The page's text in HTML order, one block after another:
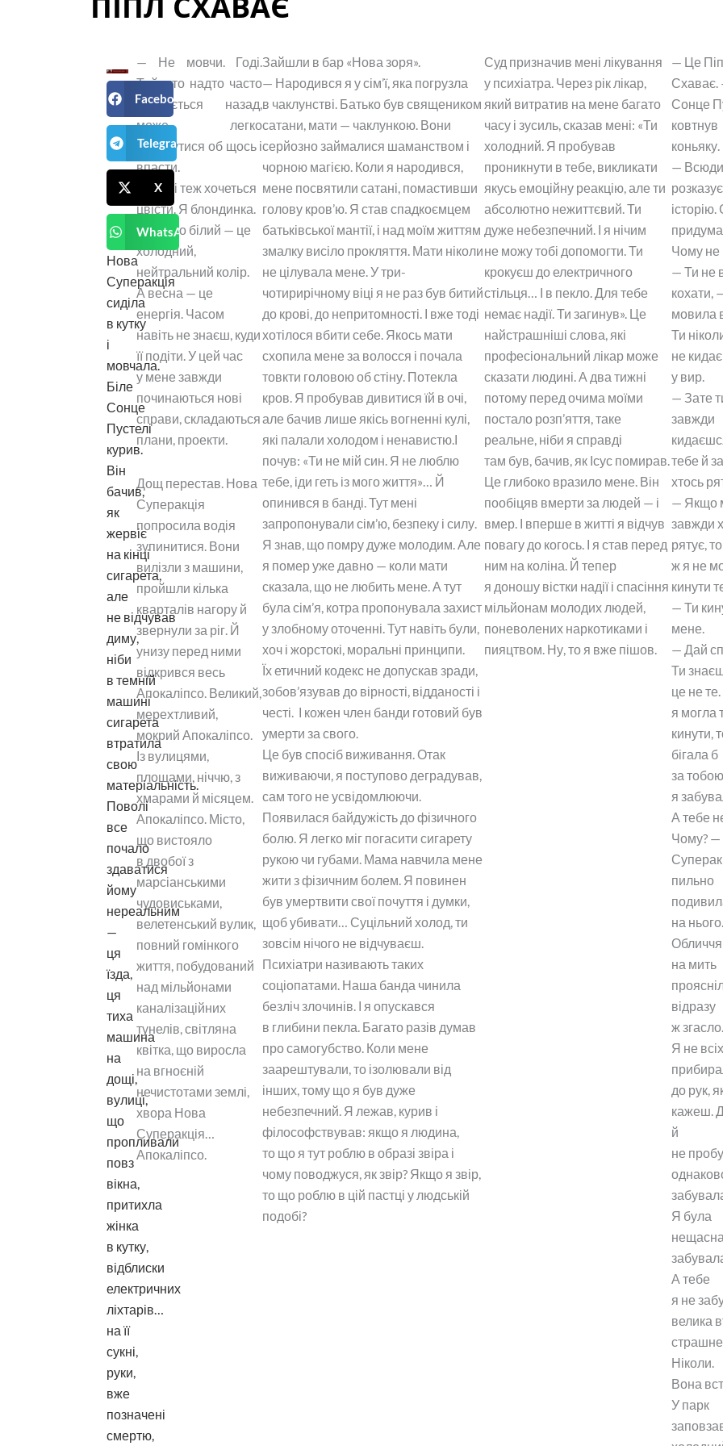
Facebook
Telegram
X
WhatsApp
Нова
Суперакція
сиділа
в кутку
і
мовчала.
Біле
Сонце
Пустелі
курив.
Він
бачив,
як
жервіє
на кінці
сигарета,
але
не відчував
диму,
ніби
в темній
машині
сигарета
втратила
свою
матеріальність.
Поволі
все
почало
здаватися
йому
нереальним
—
ця
їзда,
ця
тиха
машина
на
дощі,
вулиці,
що
пропливали
повз
вікна,
притихла
жінка
в кутку,
відблиски
електричних
ліхтарів…
на її
сукні,
руки,
вже
позначені
смертю,
— Не мовчи. Годі.
Той, хто надто часто
озирається назад,
може легко
спіткнутися об щось і
впасти.
— Мені теж хочеться
цвісти. Я блондинка.
Тому що білий — це
холодний,
нейтральний колір.
А весна — це
енергія. Часом
навіть не знаєш, куди
її подіти. У цей час
у мене завжди
починаються нові
справи, складаються
плани, проекти.
Дощ перестав. Нова
Суперакція
попросила водія
зупинитися. Вони
вилізли з машини,
пройшли кілька
кварталів нагору й
звернули за ріг. Й
унизу перед ними
відкрився весь
Апокаліпсо. Великий,
мерехтливий,
мокрий Апокаліпсо.
Із вулицями,
площами, ніччю, з
хмарами й місяцем.
Апокаліпсо. Місто,
що вистояло
в двобої з
марсіанськими
чудовиськами,
велетенський вулик,
повний гомінкого
життя, побудований
над мільйонами
каналізаційних
тунелів, світляна
квітка, що виросла
на вгноєній
нечистотами землі,
хвора Нова
Суперакція…
Апокаліпсо.
Зайшли в бар «Нова зоря».
— Народився я у сім’ї, яка погрузла
в чаклунстві. Батько був священиком
сатани, мати — чаклункою. Вони
серйозно займалися шаманством і
чорною магією. Коли я народився,
мене посвятили сатані, помастивши
голову кров’ю. Я став спадкоємцем
батьківської мантії, і над моїм життям
змалку висіло прокляття. Мати ніколи
не цілувала мене. У три-
чотирирічному віці я не раз був битий
до крові, до непритомності. І вже тоді
хотілося вбити себе. Якось мати
схопила мене за волосся і почала
товкти головою об стіну. Потекла
кров. Я пробував дивитися їй в очі,
але бачив лише якісь вогненні кулі,
які палали холодом і ненавистю.І
почув: «Ти не мій син. Я не люблю
тебе, іди геть із мого життя»… Й
опинився в банді. Тут мені
запропонували сім’ю, безпеку і силу.
Я знав, що помру дуже молодим. Але
я помер уже давно — коли мати
сказала, що не любить мене. А тут
була сім’я, котра пропонувала захист
у злобному оточенні. Тут навіть були,
хоч і жорстокі, моральні принципи.
Їх етичний кодекс не допускав зради,
зобов’язував до вірності, відданості і
честі. І кожен член банди готовий був
умерти за свого.
Це був спосіб виживання. Отак
виживаючи, я поступово деградував,
сам того не усвідомлюючи.
Появилася байдужість до фізичного
болю. Я легко міг погасити сигарету
рукою чи губами. Мама навчила мене
жити з фізичним болем. Я повинен
був умертвити свої почуття і думки,
щоб убивати… Суцільний холод, ти
зовсім нічого не відчуваєш.
Психіатри називають таких
соціопатами. Наша банда чинила
безліч злочинів. І я опускався
в глибини пекла. Багато разів думав
про самогубство. Коли мене
заарештували, то ізолювали від
інших, тому що я був дуже
небезпечний. Я лежав, курив і
філософствував: якщо я людина,
то що я тут роблю в образі звіра і
чому поводжуся, як звір? Якщо я звір,
то що роблю в цій пастці у людській
подобі?
Суд призначив мені лікування
у психіатра. Через рік лікар,
який витратив на мене багато
часу і зусиль, сказав мені: «Ти
холодний. Я пробував
проникнути в тебе, викликати
якусь емоційну реакцію, але ти
абсолютно нежиттєвий. Ти
дуже небезпечний. І я нічим
не можу тобі допомогти. Ти
крокуєш до електричного
стільця… І в пекло. Для тебе
немає надії. Ти загинув». Це
найстрашніші слова, які
професіональний лікар може
сказати людині. А два тижні
потому перед очима моїми
постало розп’яття, таке
реальне, ніби я справді
там був, бачив, як Ісус помирав.
Це глибоко вразило мене. Він
пообіцяв вмерти за людей — і
вмер. І вперше в житті я відчув
повагу до когось. І я став перед
ним на коліна. Й тепер
я доношу вістки надії і спасіння
мільйонам молодих людей,
поневолених наркотиками і
пияцтвом. Ну, то я вже пішов.
— Це
Схаває.
Сонце
ковтнув
коньяку.
—
історію.
Чому не
— Ти не
кохати,
мовила
Ти
не
у вир.
— Зате
завжди
тебе й
хтось
— Якщо
завжди
рятує,
ж я не
кинути
— Ти
мене.
— Дай
Ти
це не
я могла
кинути,
бігала б
за
я
А тебе
Чому?
пильно
на
Обличчя
на мить
відразу
ж
Я не
до рук,
кажеш.
й
не
Я була
А тебе
я не
велика
Ніколи.
Вона
У парк